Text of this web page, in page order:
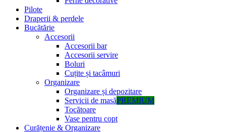
Pilote
Draperii & perdele
Bucătărie
Accesorii
Accesorii bar
Accesorii servire
Boluri
Cuțite și tacâmuri
Organizare
Organizare și depozitare
Servicii de masăPREMIUM
Tocătoare
Vase pentru copt
Curățenie & Organizare